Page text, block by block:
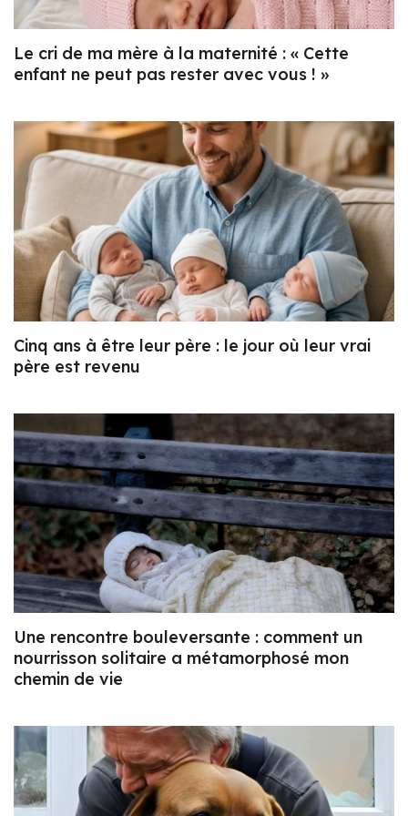
Le cri de ma mère à la maternité : « Cette
enfant ne peut pas rester avec vous ! »
Cinq ans à être leur père : le jour où leur vrai
père est revenu
Une rencontre bouleversante : comment un
nourrisson solitaire a métamorphosé mon
chemin de vie